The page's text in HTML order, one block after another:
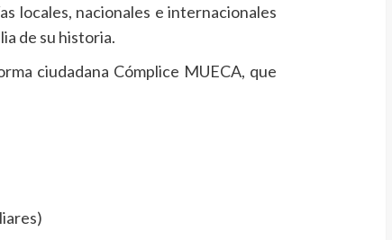
locales, nacionales e internacionales
de su historia.
ciudadana Cómplice MUECA, que